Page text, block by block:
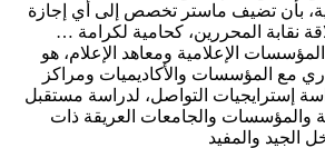
… ما أراه واجباً لترتيب علاقة نقابة المحررين، كحامية لكرامة
المؤسسات الإعلامية ومعاهد الإعلام، هو
مع المؤسسات والأكاديميات ومراكز
إسترايجيات التواصل، لدراسة مستقبل
والمؤسسات والجامعات العريقة ذات